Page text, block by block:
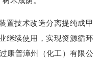
技术改造分离提纯成甲
继续使用，实现资源循环
康普漳州（化工）有限公